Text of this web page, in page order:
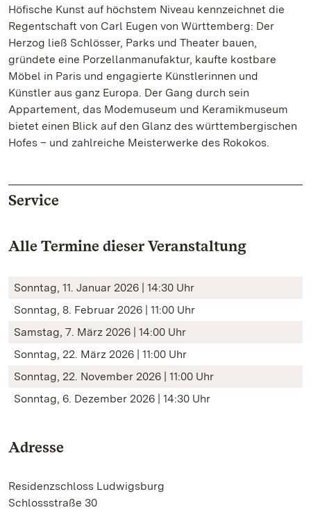
Höfische Kunst auf höchstem Niveau kennzeichnet die
Regentschaft von Carl Eugen von Württemberg: Der
Herzog ließ Schlösser, Parks und Theater bauen,
gründete eine Porzellanmanufaktur, kaufte kostbare
Möbel in Paris und engagierte Künstlerinnen und
Künstler aus ganz Europa. Der Gang durch sein
Appartement, das Modemuseum und Keramikmuseum
bietet einen Blick auf den Glanz des württembergischen
Hofes – und zahlreiche Meisterwerke des Rokokos.
Service
Alle Termine dieser Veranstaltung
Sonntag, 11. Januar 2026 | 14:30 Uhr
Sonntag, 8. Februar 2026 | 11:00 Uhr
Samstag, 7. März 2026 | 14:00 Uhr
Sonntag, 22. März 2026 | 11:00 Uhr
Sonntag, 22. November 2026 | 11:00 Uhr
Sonntag, 6. Dezember 2026 | 14:30 Uhr
Adresse
Residenzschloss Ludwigsburg
Schlossstraße 30